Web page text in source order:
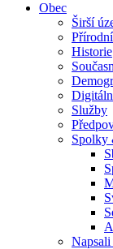
Obec
Širší
Historie
Služby
Spolky
Napsali